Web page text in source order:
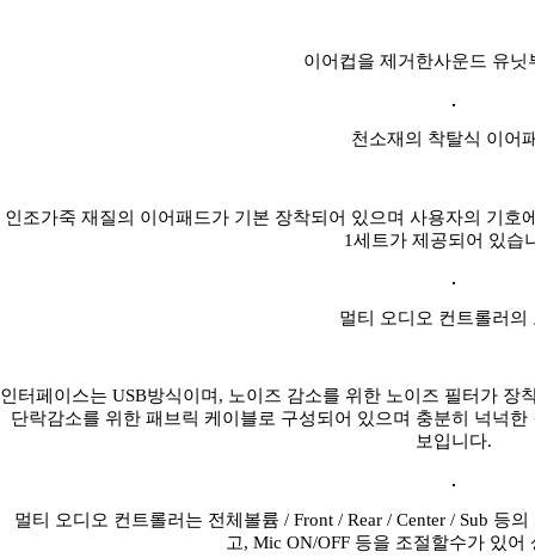
이어컵을 제거한사운드 유닛
천소재의 착탈식 이어
인조가죽 재질의 이어패드가 기본 장착되어 있으며 사용자의 기호
1세트가 제공되어 있습
멀티 오디오 컨트롤러의
인터페이스는 USB방식이며, 노이즈 감소를 위한 노이즈 필터가 장
단락감소를 위한 패브릭 케이블로 구성되어 있으며 충분히 넉넉
보입니다.
멀티 오디오 컨트롤러는 전체볼륨 / Front / Rear / Center / Sub 등
고, Mic ON/OFF 등을 조절할수가 있어